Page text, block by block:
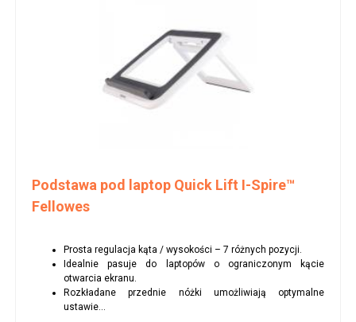
Podstawa pod laptop Quick Lift I-Spire™
Fellowes
Prosta regulacja kąta / wysokości – 7 różnych pozycji.
Idealnie pasuje do laptopów o ograniczonym kącie
otwarcia ekranu.
Rozkładane przednie nóżki umożliwiają optymalne
ustawie...